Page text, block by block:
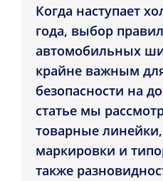
Когда наступает
года, выбор
автомобильных
крайне важным
безопасности на
статье мы
товарные
маркировки и
также